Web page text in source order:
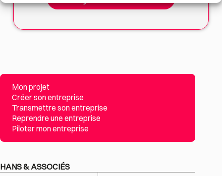
Mon projet
Créer son entreprise
Transmettre son entreprise
Reprendre une entreprise
Piloter mon entreprise
HANS & ASSOCIÉS